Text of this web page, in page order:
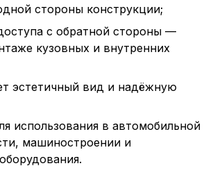
стороны конструкции;
с обратной стороны —
кузовных и внутренних
эстетичный вид и надёжную
использования в автомобильной
машиностроении и